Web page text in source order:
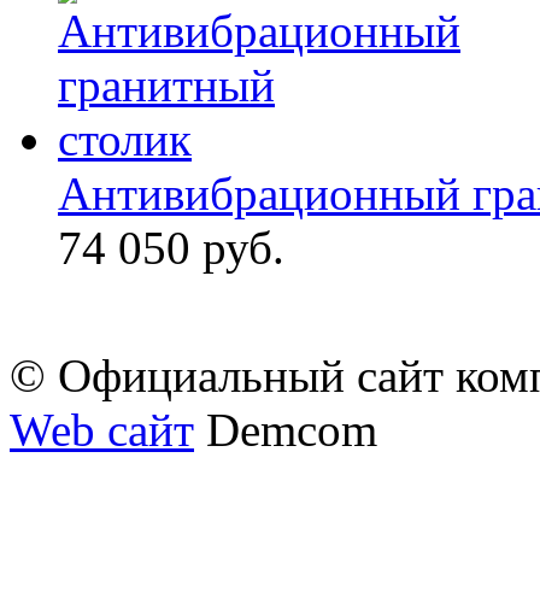
Антивибрационный
74 050 руб.
© Официальный сайт
Web сайт Demcom